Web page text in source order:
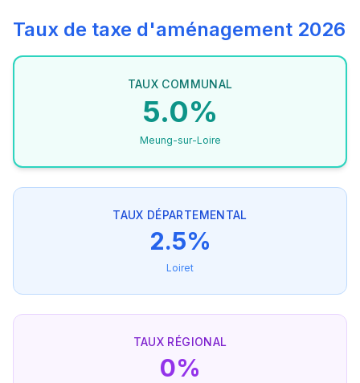
Taux de taxe d'aménagement 2026
TAUX COMMUNAL
5.0%
Meung-sur-Loire
TAUX DÉPARTEMENTAL
2.5%
Loiret
TAUX RÉGIONAL
0%